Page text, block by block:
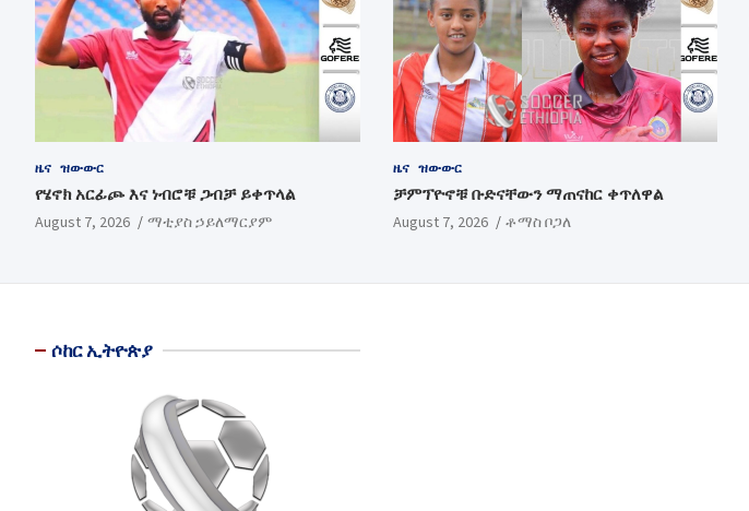
ዜና ዝውውር
የሄኖክ አርፊጮ እና ነብሮቹ ጋብቻ ይቀጥላል
August 7, 2026 ማቲያስ ኃይለማርያም
ዜና ዝውውር
ቻምፕዮኖቹ ቡድናቸውን ማጠናከር ቀጥለዋል
August 7, 2026 ቶማስ ቦጋለ
ሶከር ኢትዮጵያ